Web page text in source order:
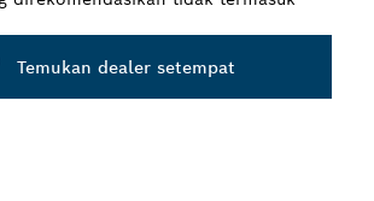
Temukan dealer setempat